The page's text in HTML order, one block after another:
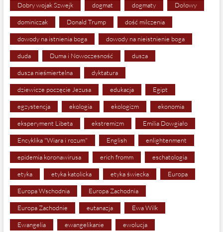
Dobry wojak Szwejk dogmat dogmaty Dołowy
dominiczak Donald Trump dość milczenia
dowody na istnienia boga dowody na nieistnienie boga
duda Duma i Nowoczesność dusza
dusza nieśmiertelna dyktatura
dziewicze poczęcie Jezusa edukacja Egipt
egzystencja ekologia ekologizm ekonomia
eksperyment Libeta ekstremizm Emilia Dowgiało
Encyklika "Wiara i rozum" English enlightenment
epidemia koronawirusa erich fromm eschatologia
etyka etyka katolicka etyka świecka Europa
Europa Wschodnia Europa Zachodnia
Europa Zachodnie eutanazja Ewa Wilk
Ewangelia ewangelikanie ewolucja